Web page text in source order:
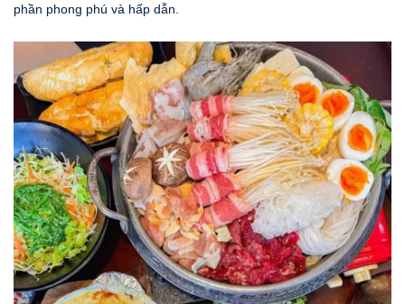
phần phong phú và hấp dẫn.